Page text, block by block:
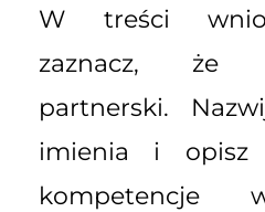
W treści
zaznacz, że
partnerski.
imienia i
kompetencje